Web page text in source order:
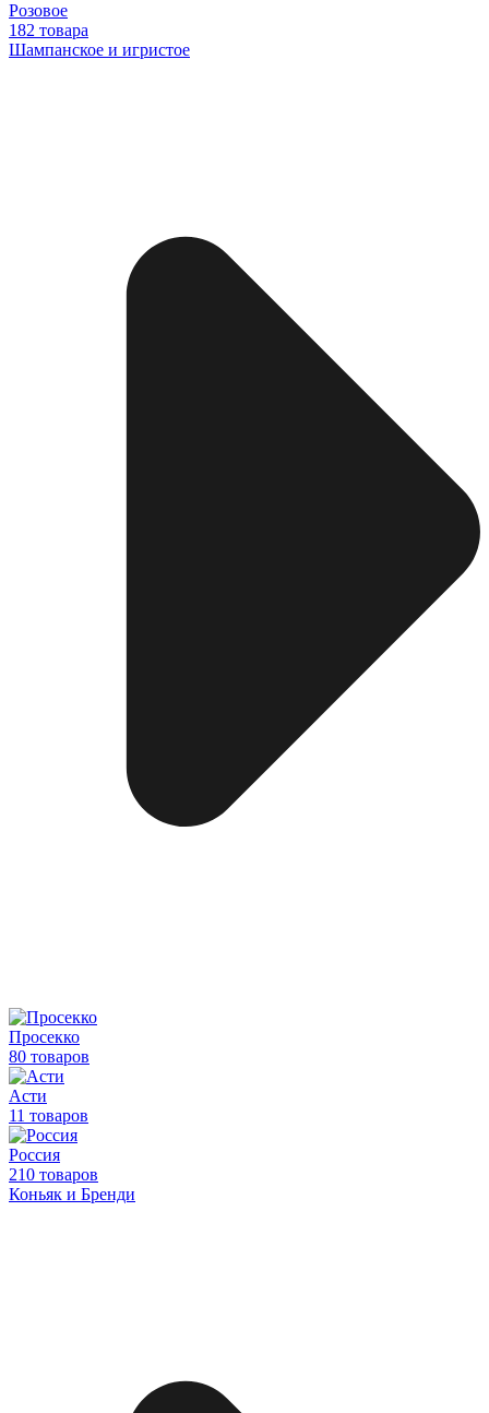
Розовое
182 товара
Шампанское и игристое
Просекко
80 товаров
Асти
11 товаров
Россия
210 товаров
Коньяк и Бренди